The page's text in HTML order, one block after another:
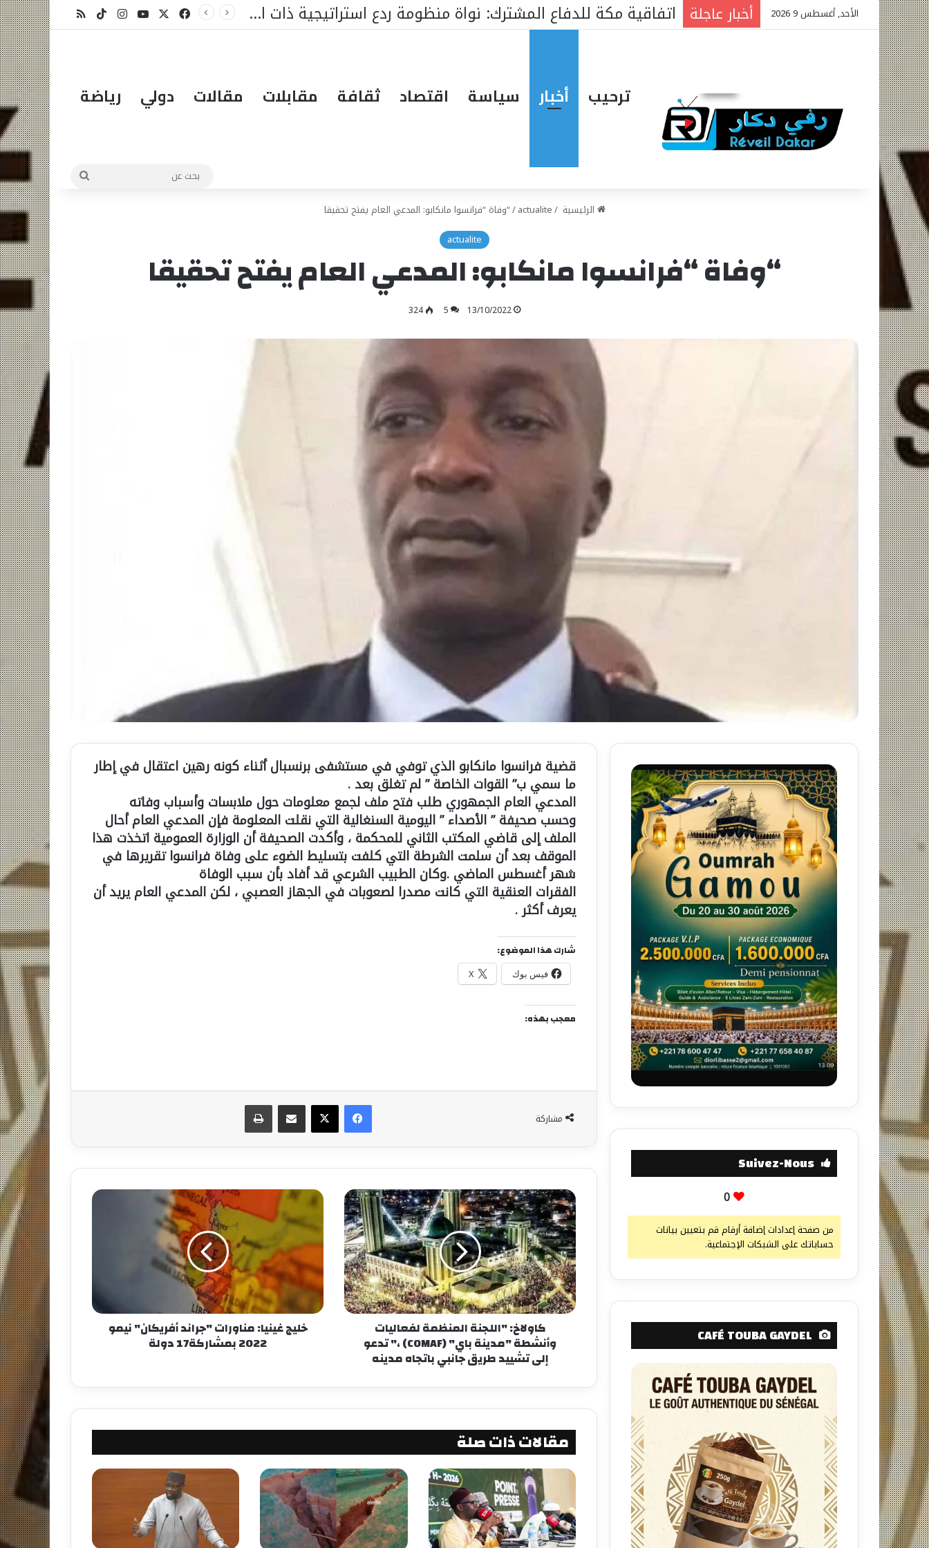
الأحد, أغسطس 9 2026 أخبار عاجلة بتوجيه وزير الشؤون الإسلامية بالسعودية .. نقل فعاليات مسابقة الملك عبدالعزيز الدولية للقرآن عبر القنوات المحلية والدولية فيسبوكيوتيوبانستقرام
‫TikTokملخص الموقع RSS
ترحيب أخبار سياسة اقتصاد ثقافة مقابلات مقالات دولي رياضة
بحث
الرئيسية /
actualite
/“وفاة “فرانسوا مانكابو: المدعي العام يفتح تحقيقا
actualite
“وفاة “فرانسوا مانكابو: المدعي العام يفتح تحقيقا
13/10/2022
5
324
قضية فرانسوا مانكابو الذي توفي في مستشفى برنسبال أثناء كونه رهين اعتقال في إطار
ما سمي ب” القوات الخاصة ” لم تغلق بعد .
المدعي العام الجمهوري طلب فتح ملف لجمع معلومات حول ملابسات وأسباب وفاته
وحسب صحيفة ” الأصداء ” اليومية السنغالية التي نقلت المعلومة فإن المدعي العام أحال
الملف إلى قاضي المكتب الثاني للمحكمة ، وأكدت الصحيفة أن الوزارة العمومية اتخذت هذا
الموقف بعد أن سلمت الشرطة التي كلفت بتسليط الضوء على وفاة فرانسوا تقريرها في
شهر أغسطس الماضي .وكان الطبيب الشرعي قد أفاد بأن سبب الوفاة
الفقرات العنقية التي كانت مصدرا لصعوبات في الجهاز العصبي ، لكن المدعي العام يريد أن
يعرف أكثر .
شارك هذا الموضوع:
فيس بوك X
معجب بهذه:
مشاركة
فيسبوكX مشاركة عبر البريد طباعة
كاولاخ: "اللجنة المنظمة لفعاليات
وأنشطة "مدينة باي" (COMAF) ،" تدعو
إلى تشييد طريق جانبي باتجاه مدينه
خليج غينيا: مناورات "جراند أفريكان" نيمو
2022 بمشاركة17 دولة
مقالات ذات صلة
Suivez-Nous
0
من صفحة إعدادات إضافة أرقام قم بتعيين بيانات
حساباتك على الشبكات الإجتماعية.
CAFÉ TOUBA GAYDEL